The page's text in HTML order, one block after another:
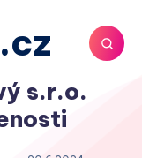
s.r.o.